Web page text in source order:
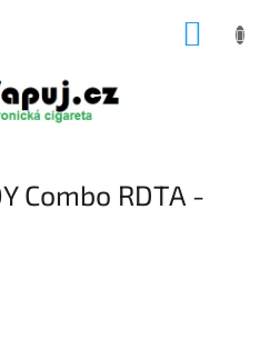
Combo RDTA -